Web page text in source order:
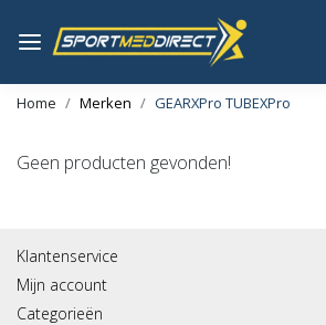
Home Merken GEARXPro TUBEXPro
Geen producten gevonden!
Klantenservice
Mijn account
Categorieën